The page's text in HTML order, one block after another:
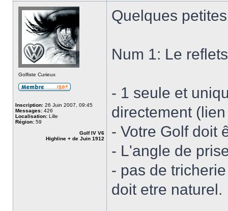
Golfiste Curieux
Inscription: 26 Juin 2007, 09:45
Messages: 426
Localisation: Lille
Région: 59
Golf IV V6
Highline + de Juin 1912
Quelques
Num 1: Le
- 1 seule et
directement
- Votre Golf doit
- L'angle de
- pas de
doit etre naturel.